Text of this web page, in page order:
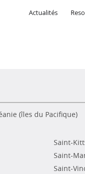
Actualités
(îles du Pacifique)
Saint-
Saint-
Saint-